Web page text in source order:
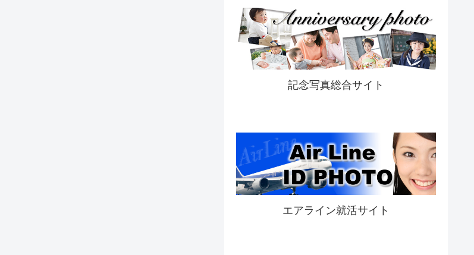
記念写真総合サイト
エアライン就活サイト